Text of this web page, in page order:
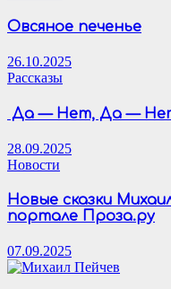
Овсяное печенье
26.10.2025
Рассказы
Да — Нет, Да —
28.09.2025
Новости
Новые сказки
портале Проза.ру
07.09.2025